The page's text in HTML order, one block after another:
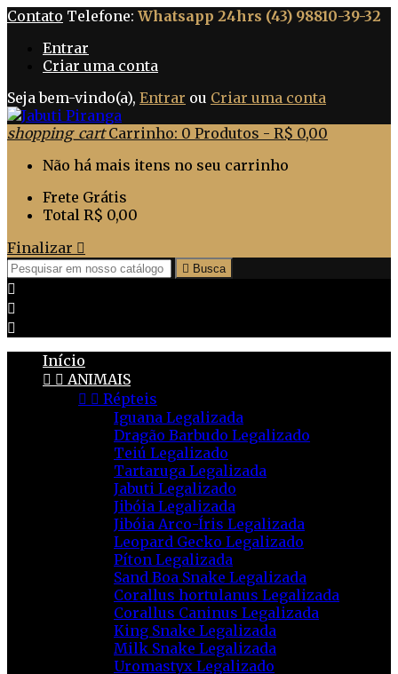
Contato Telefone: Whatsapp 24hrs (43) 98810-39-32
Entrar
Criar uma conta
Seja bem-vindo(a), Entrar ou Criar uma conta
shopping_cart Carrinho: 0 Produtos - R$ 0,00
Não há mais itens no seu carrinho
Frete Grátis
Total R$ 0,00
Finalizar 
 Busca



Início
  ANIMAIS
  Répteis
Iguana Legalizada
Dragão Barbudo Legalizado
Teiú Legalizado
Tartaruga Legalizada
Jabuti Legalizado
Jibóia Legalizada
Jibóia Arco-Íris Legalizada
Leopard Gecko Legalizado
Píton Legalizada
Sand Boa Snake Legalizada
Corallus hortulanus Legalizada
Corallus Caninus Legalizada
King Snake Legalizada
Milk Snake Legalizada
Uromastyx Legalizado